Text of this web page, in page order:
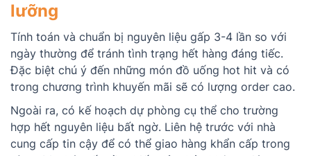
lưỡng
Tính toán và chuẩn bị nguyên liệu gấp 3-4 lần so với
ngày thường để tránh tình trạng hết hàng đáng tiếc.
Đặc biệt chú ý đến những món đồ uống hot hit và có
trong chương trình khuyến mãi sẽ có lượng order cao.
Ngoài ra, có kế hoạch dự phòng cụ thể cho trường
hợp hết nguyên liệu bất ngờ. Liên hệ trước với nhà
cung cấp tin cậy để có thể giao hàng khẩn cấp trong